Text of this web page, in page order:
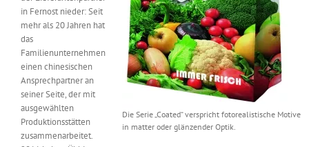
Die Serie „Coated“ verspricht fotorealistische Motive
in matter oder glänzender Optik.
in Fernost nieder: Seit
mehr als 20 Jahren hat
das
Familienunternehmen
einen chinesischen
Ansprechpartner an
seiner Seite, der mit
ausgewählten
Produktionsstätten
zusammenarbeitet.